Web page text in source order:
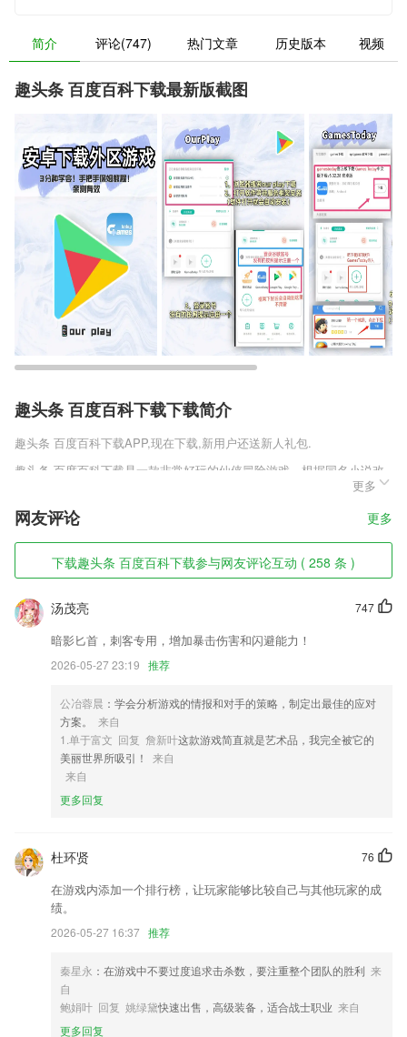
简介 评论(747) 热门文章 历史版本 视频
趣头条 百度百科下载最新版截图
趣头条 百度百科下载下载简介
趣头条 百度百科下载APP,现在下载,新用户还送新人礼包.
趣头条 百度百科下载是一款非常好玩的仙侠冒险游戏，根据同名小说改
编而来，采用了3D引擎打造技术，唯美的画风，超清的画质，充满了东
方的给点韵味，人物设定独特，多样的职业有着不同的技能，技能特效酷
炫，操作方式多元化，战斗场景刺激震撼，给玩家视觉上的冲击。
趣头条 百度百科下载软件特色
1,内置多种模拟真实画笔及绘图工具
2,了解四个季节明显的变化特点，分别可以做哪些事情，
3,身份证照、学生证照、工作照、出国签证照以及各种资格证照等需求
4,国内外广大的LED显示屏制造商、系统集成商、经销商加强协作，共同
5,合理规划，科学管理孩子的学习时间和速度。
6,企业：汇集全国的企业信息
趣头条 百度百科下载软件优势
1.·电子课本随时随地都可学习英语，可充分利用课外时间学习英语。
3.教练：2265自由选择，查看评价。
4.章节练习:针对新教材章节,对应章节知识点练习题,每道题均有试题解
5.学科各种活动，手机上查看之后便捷参与，互动式教学学习效率很高。
保护意识
趣头条 百度百科下载更新了什么?
【春节预订新方法】春节订车紧张？一键预订候补订单，预约失败全额退
更多
网友评论 更多
下载趣头条 百度百科下载参与网友评论互动 ( 258 条 )
747
汤茂亮
暗影匕首，刺客专用，增加暴击伤害和闪避能力！
2026-05-27 23:19 推荐
公冶蓉晨 ：学会分析游戏的情报和对手的策略，制定出最佳的应对
方案。
来自
1.单于富文 回复 詹新叶这款游戏简直就是艺术品，我完全被它的
美丽世界所吸引！
来自
来自
更多回复
76
杜环贤
在游戏内添加一个排行榜，让玩家能够比较自己与其他玩家的成
绩。
2026-05-27 16:37 推荐
秦星永 ：在游戏中不要过度追求击杀数，要注重整个团队的胜利 来
自
鲍娟叶 回复 姚绿黛快速出售，高级装备，适合战士职业 来自
更多回复